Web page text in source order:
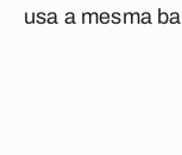
usa a mesma